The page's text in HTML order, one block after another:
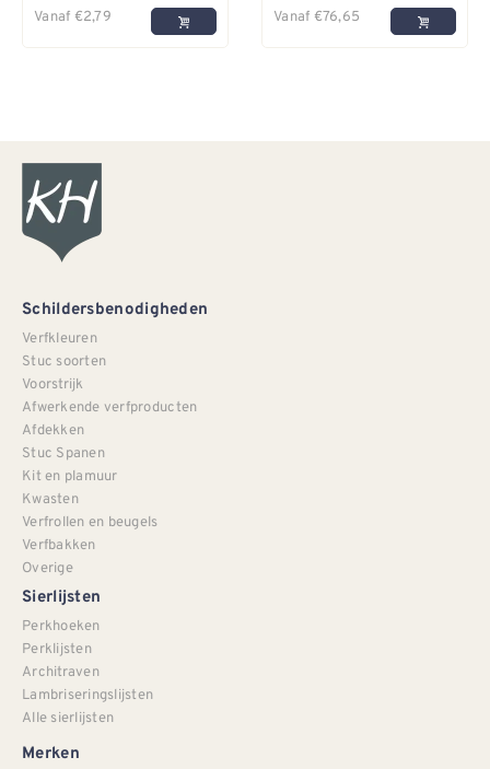
Vanaf €2,79 Vanaf €76,65
Schildersbenodigheden
Verfkleuren
Stuc soorten
Voorstrijk
Afwerkende verfproducten
Afdekken
Stuc Spanen
Kit en plamuur
Kwasten
Verfrollen en beugels
Verfbakken
Overige
Sierlijsten
Perkhoeken
Perklijsten
Architraven
Lambriseringslijsten
Alle sierlijsten
Merken